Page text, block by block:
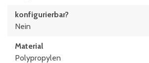
konfigurierbar?
Nein
Material
Polypropylen